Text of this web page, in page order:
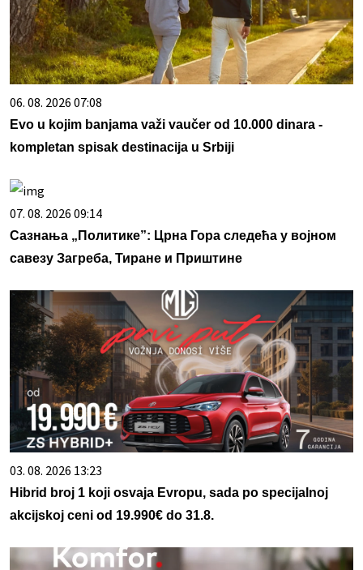
06. 08. 2026 07:08
Evo u kojim banjama važi vaučer od 10.000 dinara -
kompletan spisak destinacija u Srbiji
07. 08. 2026 09:14
Сазнања „Политике”: Црна Гора следећа у војном
савезу Загреба, Тиране и Приштине
03. 08. 2026 13:23
Hibrid broj 1 koji osvaja Evropu, sada po specijalnoj
akcijskoj ceni od 19.990€ do 31.8.